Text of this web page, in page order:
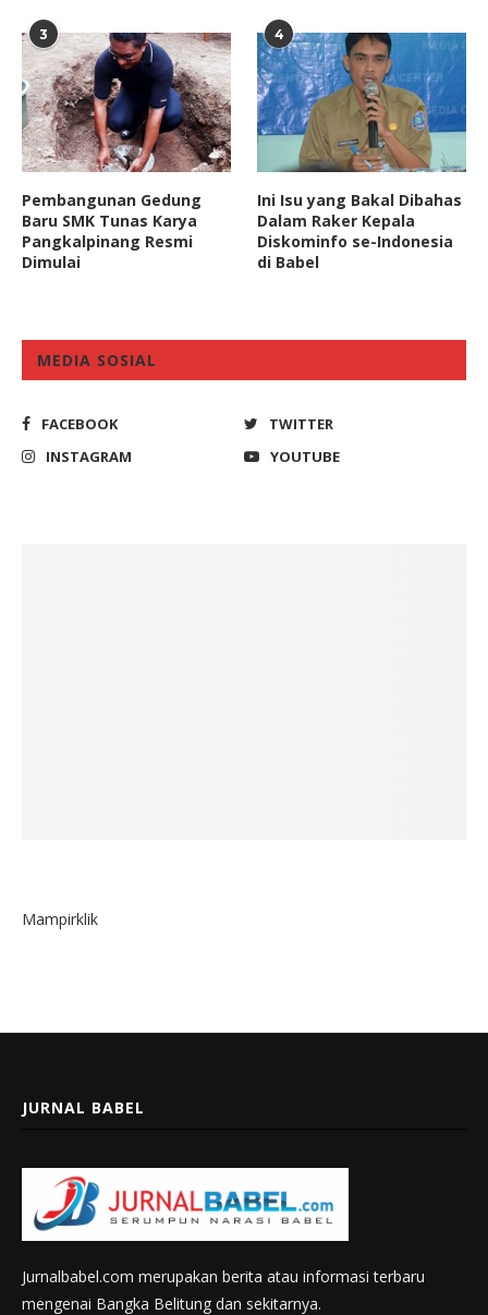
3
Pembangunan Gedung
Baru SMK Tunas Karya
Pangkalpinang Resmi
Dimulai
4
Ini Isu yang Bakal Dibahas
Dalam Raker Kepala
Diskominfo se-Indonesia
di Babel
MEDIA SOSIAL
FACEBOOK
TWITTER
INSTAGRAM
YOUTUBE
Mampirklik
JURNAL BABEL
Jurnalbabel.com merupakan berita atau informasi terbaru
mengenai Bangka Belitung dan sekitarnya.